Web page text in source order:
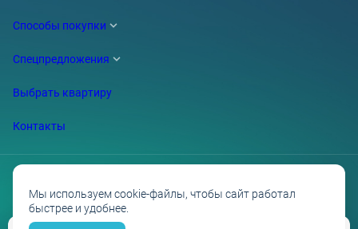
Способы покупки
Спецпредложения
Выбрать квартиру
Контакты
Проектные декларации на сайте наш.дом.рф
Мы используем cookie-файлы, чтобы сайт работал
быстрее и удобнее.